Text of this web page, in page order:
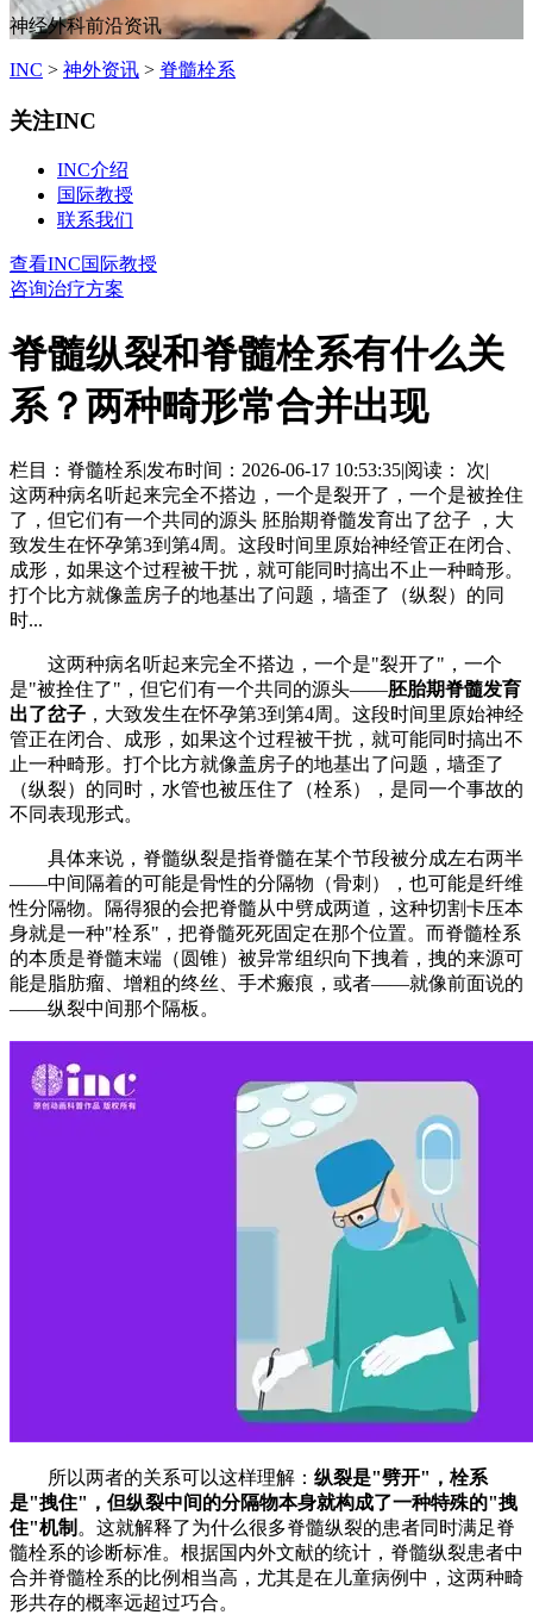
神经外科前沿资讯
INC > 神外资讯 > 脊髓栓系
关注INC
INC介绍
国际教授
联系我们
查看INC国际教授
咨询治疗方案
脊髓纵裂和脊髓栓系有什么关
系？两种畸形常合并出现
栏目：脊髓栓系|发布时间：2026-06-17 10:53:35|阅读： 次|
这两种病名听起来完全不搭边，一个是裂开了，一个是被拴住
了，但它们有一个共同的源头 胚胎期脊髓发育出了岔子 ，大
致发生在怀孕第3到第4周。这段时间里原始神经管正在闭合、
成形，如果这个过程被干扰，就可能同时搞出不止一种畸形。
打个比方就像盖房子的地基出了问题，墙歪了（纵裂）的同
时...
这两种病名听起来完全不搭边，一个是"裂开了"，一个
是"被拴住了"，但它们有一个共同的源头——胚胎期脊髓发育
出了岔子 ，大致发生在怀孕第3到第4周。这段时间里原始神经
管正在闭合、成形，如果这个过程被干扰，就可能同时搞出不
止一种畸形。打个比方就像盖房子的地基出了问题，墙歪了
（纵裂）的同时，水管也被压住了（栓系），是同一个事故的
不同表现形式。
具体来说，脊髓纵裂是指脊髓在某个节段被分成左右两半
——中间隔着的可能是骨性的分隔物（骨刺），也可能是纤维
性分隔物。隔得狠的会把脊髓从中劈成两道，这种切割卡压本
身就是一种"栓系"，把脊髓死死固定在那个位置。而脊髓栓系
的本质是脊髓末端（圆锥）被异常组织向下拽着，拽的来源可
能是脂肪瘤、增粗的终丝、手术瘢痕，或者——就像前面说的
——纵裂中间那个隔板。
所以两者的关系可以这样理解： 纵裂是"劈开"，栓系
是"拽住"，但纵裂中间的分隔物本身就构成了一种特殊的"拽
住"机制 。这就解释了为什么很多脊髓纵裂的患者同时满足脊
髓栓系的诊断标准。根据国内外文献的统计，脊髓纵裂患者中
合并脊髓栓系的比例相当高，尤其是在儿童病例中，这两种畸
形共存的概率远超过巧合。